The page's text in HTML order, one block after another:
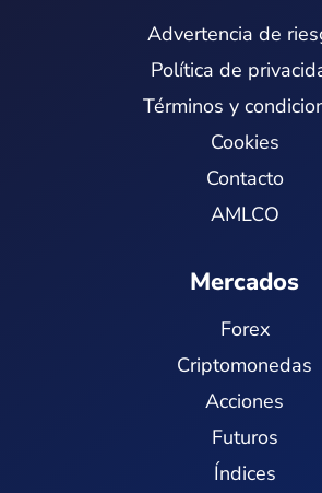
Advertencia de
Política de
Términos y
Cookies
Contacto
AMLCO
Mercados
Forex
Criptomonedas
Acciones
Futuros
Índices